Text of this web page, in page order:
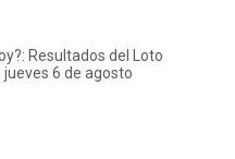
Resultados del Loto
6 de agosto